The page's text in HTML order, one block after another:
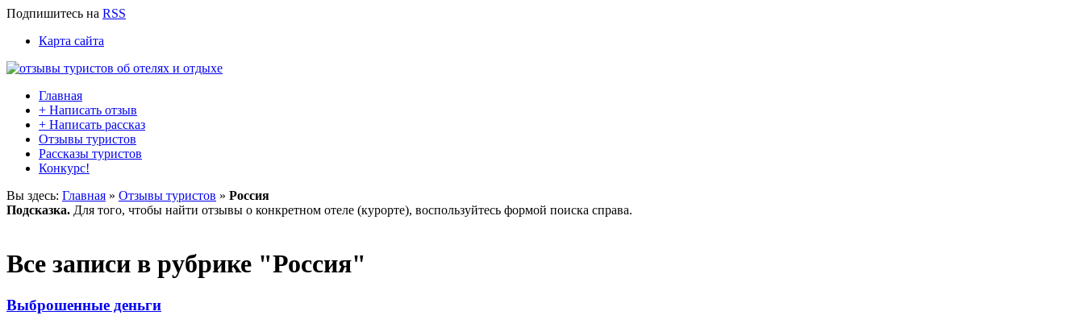
Подпишитесь на RSS
Карта сайта
Главная
+ Написать отзыв
+ Написать рассказ
Отзывы туристов
Рассказы туристов
Конкурс!
Вы здесь: Главная » Отзывы туристов » Россия
Подсказка. Для того, чтобы найти отзывы о конкретном отеле (курорте), воспользуйтесь формой поиска справа.
Все записи в рубрике "Россия"
Выброшенные деньги